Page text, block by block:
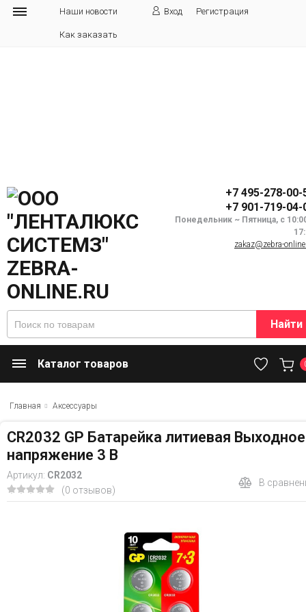
Наши новости Вход Регистрация
Как заказать
+7 495-278-00-
+7 901-719-04-
Понедельник ~ Пятница, с
zakaz@zebra-
Найти
Каталог товаров
Главная Аксессуары
CR2032 GP Батарейка литиевая Выходное
напряжение 3 В
Артикул: CR2032
(0 отзывов)
В